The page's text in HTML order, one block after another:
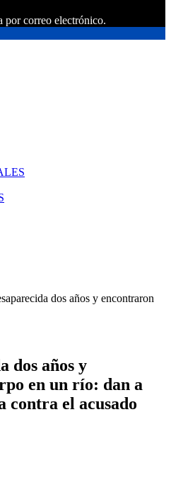
por correo electrónico.
dos años y encontraron
dos años y
en un río: dan a
contra el acusado